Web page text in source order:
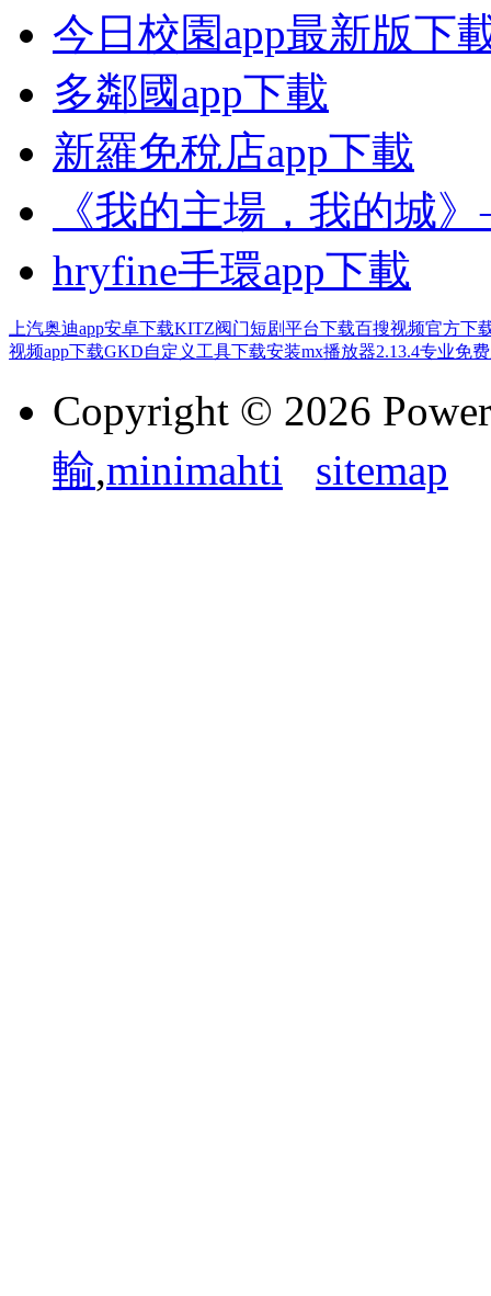
今日校園app最新版下
多鄰國app下載
新羅免稅店app下載
《我的主場，我的城
hryfine手環app下載
上汽奥迪app安卓下载KITZ阀门短剧平台下载百搜视频官方下
视频app下载GKD自定义工具下载安装mx播放器2.13.4专业免
Copyright © 2026
輸,minimahti sitemap